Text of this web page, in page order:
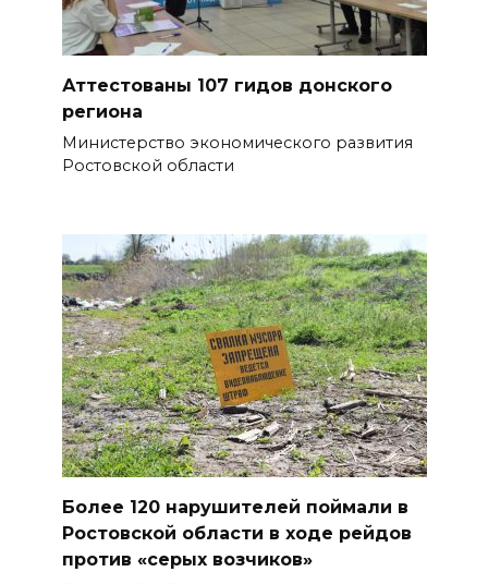
сирот...
Аттестованы 107 гидов донского
региона
Министерство экономического развития
Ростовской области
Более 120 нарушителей поймали в
Ростовской области в ходе рейдов
против «серых возчиков»